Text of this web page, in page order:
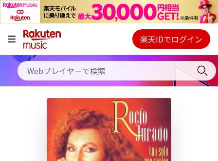
キャンペーン
料金プラン
使い方
初回30日間無料お試し
Webプレイヤー
ご契約内容の確認・変更
楽天IDでログイン